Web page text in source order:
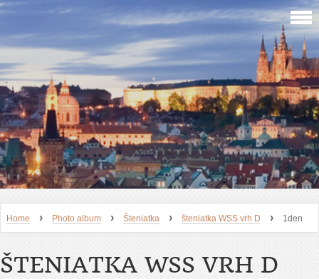
Home › Photo album › Šteniatka › šteniatka WSS vrh D › 1den
ŠTENIATKA WSS VRH D